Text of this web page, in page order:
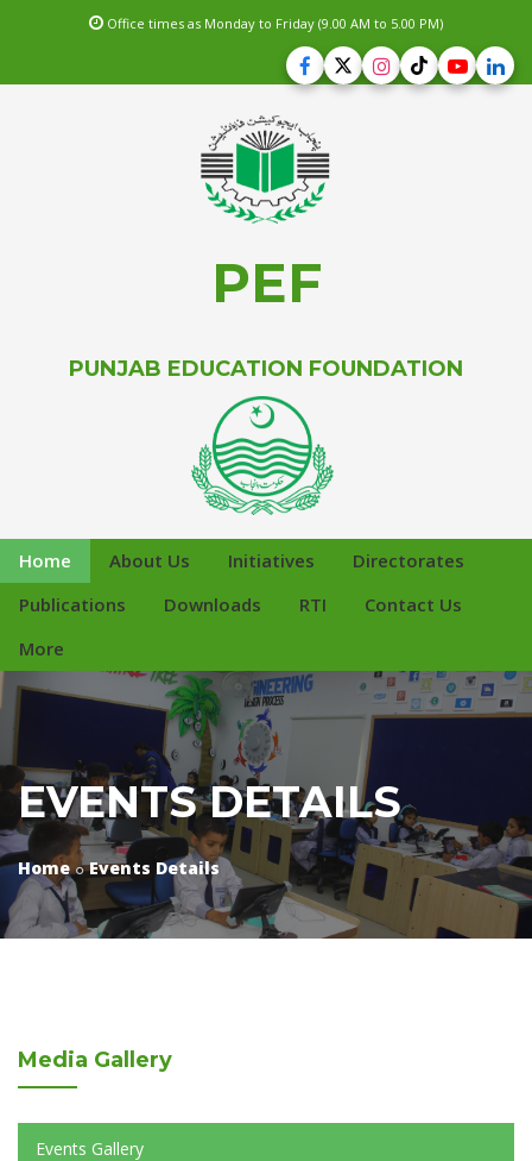
Office times as Monday to Friday (9.00 AM to 5.00 PM)
PEF
PUNJAB EDUCATION FOUNDATION
Home About Us Initiatives
Directorates
Publications
Downloads RTI
Contact Us
More
EVENTS DETAILS
Home Events Details
Media Gallery
Events Gallery